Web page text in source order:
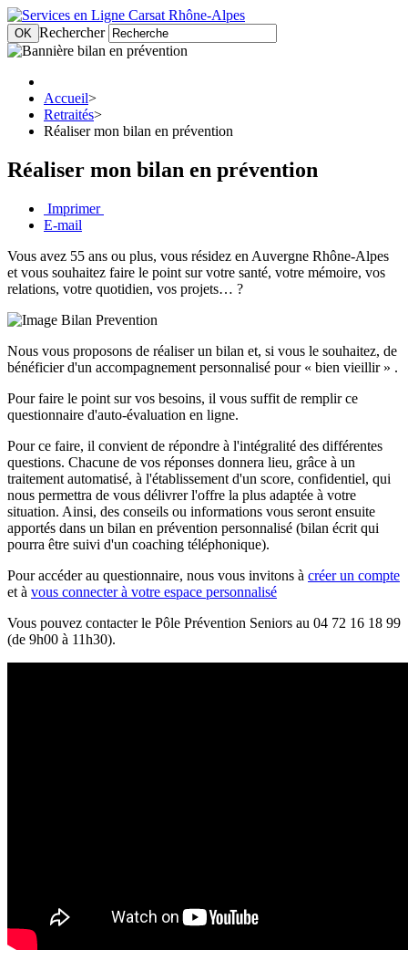
OK Rechercher
Accueil>
Retraités>
Réaliser mon bilan en prévention
Réaliser mon bilan en prévention
Imprimer
E-mail
Vous avez 55 ans ou plus, vous résidez en Auvergne Rhône-Alpes
et vous souhaitez faire le point sur votre santé, votre mémoire, vos
relations, votre quotidien, vos projets… ?
Nous vous proposons de réaliser un bilan et, si vous le souhaitez, de
bénéficier d'un accompagnement personnalisé pour « bien vieillir » .
Pour faire le point sur vos besoins, il vous suffit de remplir ce
questionnaire d'auto-évaluation en ligne.
Pour ce faire, il convient de répondre à l'intégralité des différentes
questions. Chacune de vos réponses donnera lieu, grâce à un
traitement automatisé, à l'établissement d'un score, confidentiel, qui
nous permettra de vous délivrer l'offre la plus adaptée à votre
situation. Ainsi, des conseils ou informations vous seront ensuite
apportés dans un bilan en prévention personnalisé (bilan écrit qui
pourra être suivi d'un coaching téléphonique).
Pour accéder au questionnaire, nous vous invitons à créer un compte
et à vous connecter à votre espace personnalisé
Vous pouvez contacter le Pôle Prévention Seniors au 04 72 16 18 99
(de 9h00 à 11h30).